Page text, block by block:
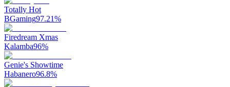
Totally Hot
BGaming97.21%
Firedream Xmas
Kalamba96%
Genie's Showtime
Habanero96.8%